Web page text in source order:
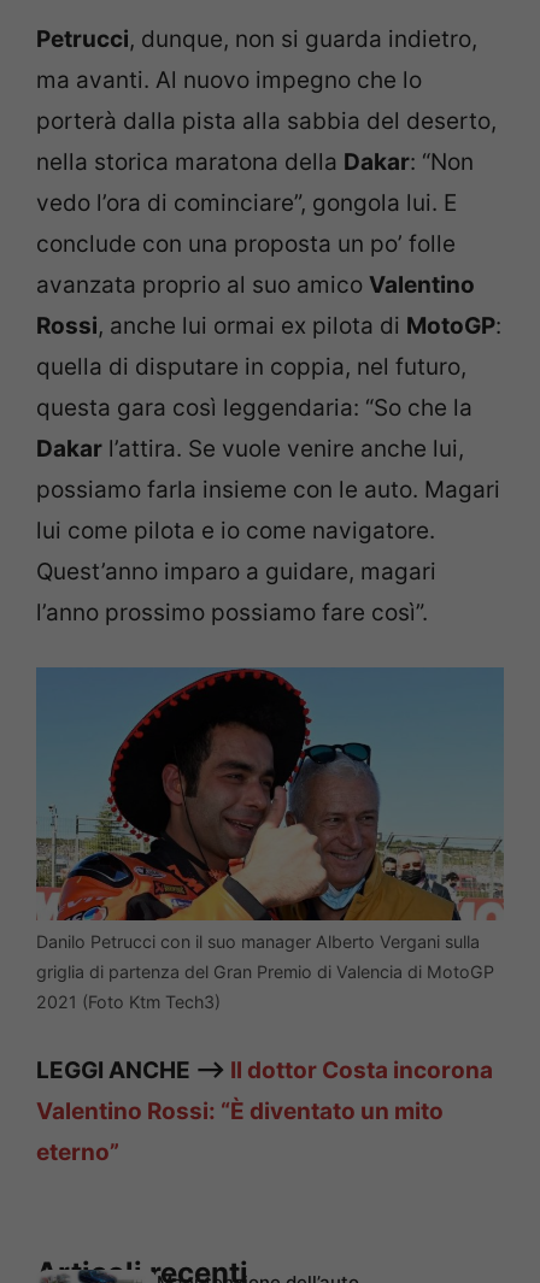
Petrucci, dunque, non si guarda indietro,
ma avanti. Al nuovo impegno che lo
porterà dalla pista alla sabbia del deserto,
nella storica maratona della Dakar: “Non
vedo l’ora di cominciare”, gongola lui. E
conclude con una proposta un po’ folle
avanzata proprio al suo amico Valentino
Rossi, anche lui ormai ex pilota di MotoGP:
quella di disputare in coppia, nel futuro,
questa gara così leggendaria: “So che la
Dakar l’attira. Se vuole venire anche lui,
possiamo farla insieme con le auto. Magari
lui come pilota e io come navigatore.
Quest’anno imparo a guidare, magari
l’anno prossimo possiamo fare così”.
Danilo Petrucci con il suo manager Alberto Vergani sulla
griglia di partenza del Gran Premio di Valencia di MotoGP
2021 (Foto Ktm Tech3)
LEGGI ANCHE —> Il dottor Costa incorona
Valentino Rossi: “È diventato un mito
eterno”
Articoli recenti